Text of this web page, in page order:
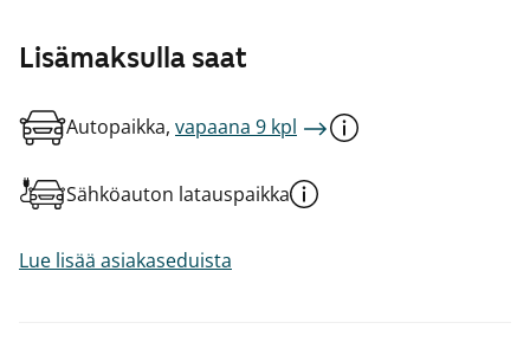
Lisämaksulla saat
Autopaikka, vapaana 9 kpl
Sähköauton latauspaikka
Lue lisää asiakaseduista